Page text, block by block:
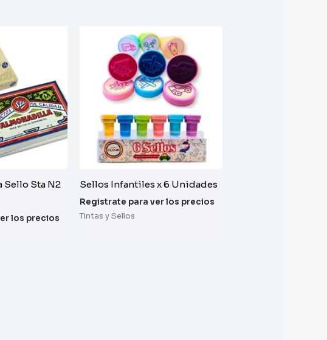
Sello Sta N2
los precios
Sellos Infantiles x 6 Unidades
Registrate para ver los precios
Tintas y Sellos